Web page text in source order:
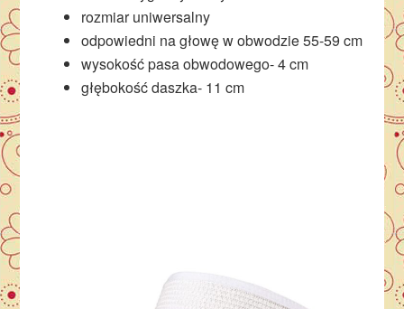
rozmiar uniwersalny
odpowiedni na głowę w obwodzie 55-59 cm
wysokość pasa obwodowego- 4 cm
głębokość daszka- 11 cm